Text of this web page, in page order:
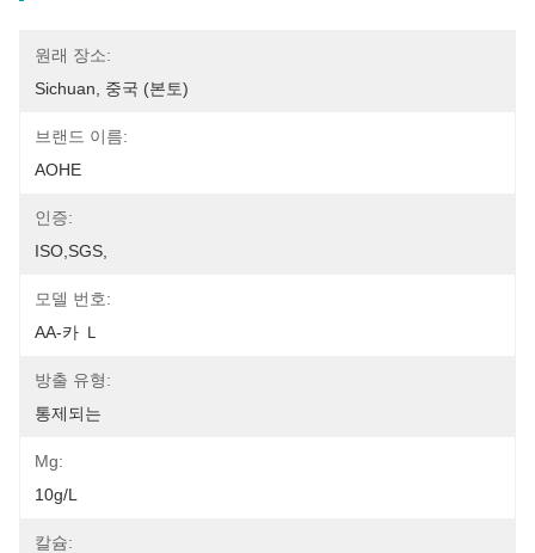
원래 장소:
Sichuan, 중국 (본토)
브랜드 이름:
AOHE
인증:
ISO,SGS,
모델 번호:
AA-카 Ｌ
방출 유형:
통제되는
Mg:
10g/L
칼슘: